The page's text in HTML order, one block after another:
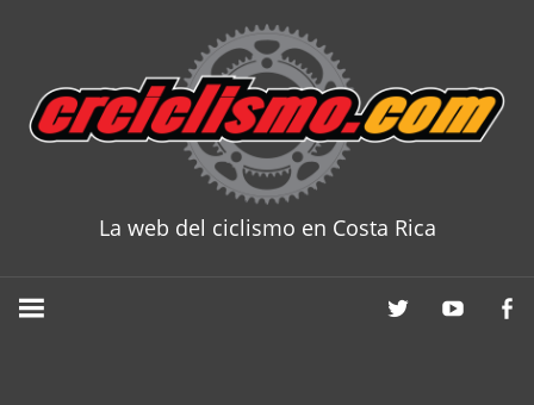
content
La web del ciclismo en Costa Rica